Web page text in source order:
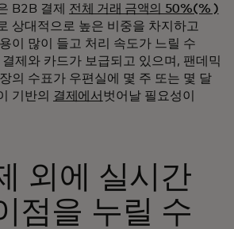
B2B 결제 전체 거래 금액의 50%(% )
상대적으로 높은 비중을 차지하고
이 많이 들고 처리 속도가 느릴 수
제와 카드가 보급되고 있으며, 팬데믹
의 수표가 우편실에 몇 주 또는 몇 달
기반의
결제에서 벗어날 필요성이
외에 실시간
점을 누릴 수